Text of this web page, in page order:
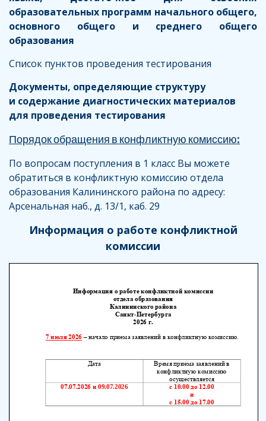
образовательных программ начального общего,
основного общего и среднего общего
образования
Список пунктов проведения тестирования
Документы, определяющие структуру
и содержание диагностических материалов
для проведения тестирования
Порядок обращения в конфликтную комиссию:
По вопросам поступления в 1 класс Вы можете
обратиться в конфликтную комиссию отдела
образования Калининского района по адресу:
Арсенальная наб., д. 13/1, каб. 29
Информация о работе конфликтной
комиссии